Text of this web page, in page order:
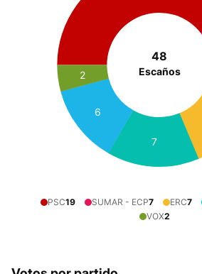
48
Escaños
7
6
2
PSC19 SUMAR - ECP7 ERC7
VOX2